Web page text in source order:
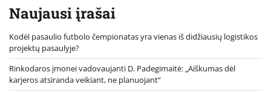
Naujausi įrašai
Kodėl pasaulio futbolo čempionatas yra vienas iš didžiausių logistikos
projektų pasaulyje?
Rinkodaros įmonei vadovaujanti D. Padegimaitė: „Aiškumas dėl
karjeros atsiranda veikiant, ne planuojant“